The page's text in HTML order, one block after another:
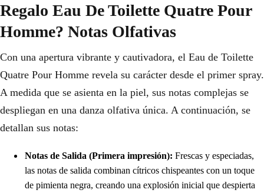
Regalo Eau De Toilette Quatre Pour
Homme? Notas Olfativas
Con una apertura vibrante y cautivadora, el Eau de Toilette
Quatre Pour Homme revela su carácter desde el primer spray.
A medida que se asienta en la piel, sus notas complejas se
despliegan en una danza olfativa única. A continuación, se
detallan sus notas:
Notas de Salida (Primera impresión): Frescas y especiadas,
las notas de salida combinan cítricos chispeantes con un toque
de pimienta negra, creando una explosión inicial que despierta